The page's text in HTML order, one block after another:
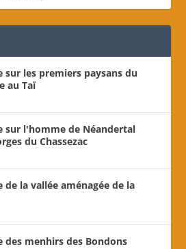
sur les premiers paysans du
au Taï
sur l'homme de Néandertal
du Chassezac
de la vallée aménagée de la
des menhirs des Bondons